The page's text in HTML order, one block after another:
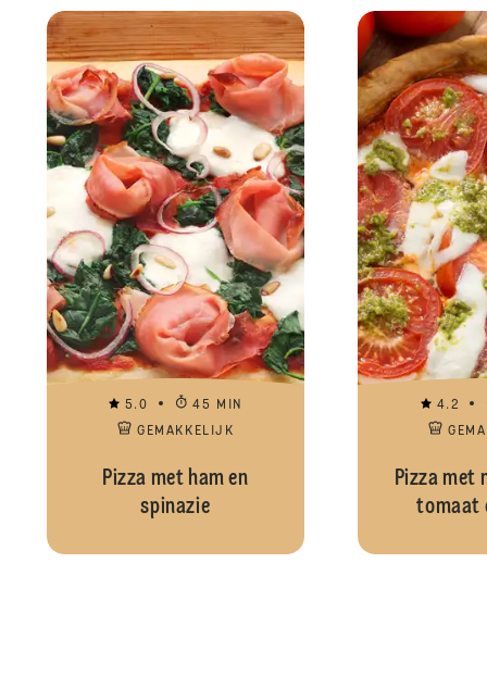
5.0
45 MIN
GEMAKKELIJK
Pizza met ham en
spinazie
4.2
Pizza met
tomaat